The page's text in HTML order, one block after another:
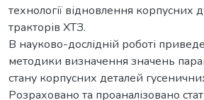
технології відновлення корпусних
тракторів ХТЗ.
В науково-дослідній роботі
методики визначення значень
стану корпусних деталей
Розраховано та проаналізовано